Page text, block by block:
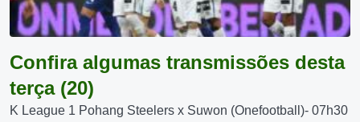
Confira algumas transmissões desta
terça (20)
K League 1 Pohang Steelers x Suwon (Onefootball)- 07h30